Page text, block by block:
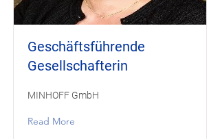
Geschäftsführende
Gesellschafterin
MINHOFF GmbH
Read More